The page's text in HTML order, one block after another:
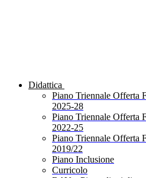
Didattica
Piano Triennale Offerta
2025-28
Piano Triennale Offerta
2022-25
Piano Triennale Offerta
2019/22
Piano Inclusione
Curricolo